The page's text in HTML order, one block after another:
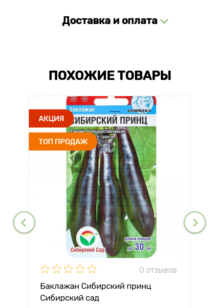
Доставка и оплата
ПОХОЖИЕ ТОВАРЫ
АКЦИЯ
ТОП ПРОДАЖ
0 отзывов
Баклажан Сибирский принц
Сибирский сад